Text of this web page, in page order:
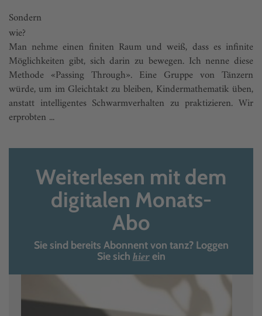
Sondern
wie?
Man nehme einen finiten Raum und weiß, dass es infinite
Möglichkeiten gibt, sich darin zu bewegen. Ich nenne diese
Methode «Passing Through». Eine Gruppe von Tänzern
würde, um im Gleichtakt zu bleiben, Kindermathematik üben,
anstatt intelligentes Schwarmverhalten zu praktizieren. Wir
erprobten ...
Weiterlesen mit dem
digitalen Monats-
Abo
Sie sind bereits Abonnent von tanz? Loggen
Sie sich hierein